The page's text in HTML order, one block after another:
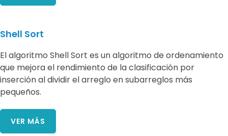
Shell Sort
El algoritmo Shell Sort es un algoritmo de ordenamiento
que mejora el rendimiento de la clasificación por
inserción al dividir el arreglo en subarreglos más
pequeños.
VER MÁS